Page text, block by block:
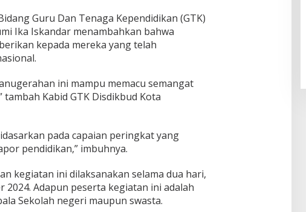
Guru Dan Tenaga Kependidikan (GTK)
Ika Iskandar menambahkan bahwa
kepada mereka yang telah
ini mampu memacu semangat
tambah Kabid GTK Disdikbud Kota
pada capaian peringkat yang
pendidikan,” imbuhnya.
kegiatan ini dilaksanakan selama dua hari,
2024. Adapun peserta kegiatan ini adalah
Sekolah negeri maupun swasta.